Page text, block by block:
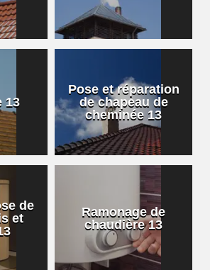
13
Pose et réparation
de chapeau de
cheminée 13
de
et
Ramonage de
chaudière 13